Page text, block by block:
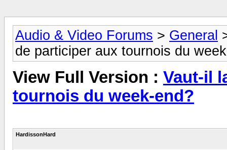
Audio & Video Forums > General
de participer aux tournois du
View Full Version : Vaut-il
tournois du week-end?
HardissonHard